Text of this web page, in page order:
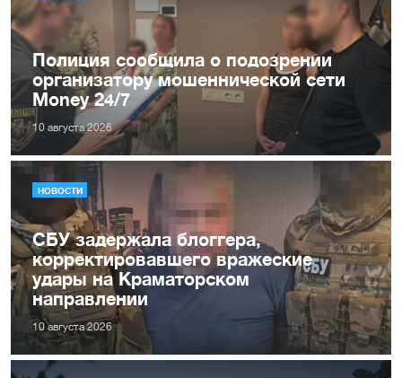
Полиция сообщила о подозрении
организатору мошеннической сети
Money 24/7
10 августа 2026
НОВОСТИ
СБУ задержала блоггера,
корректировавшего вражеские
удары на Краматорском
направлении
10 августа 2026